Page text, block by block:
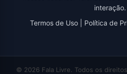
interação.
Termos de Uso
Política de
© 2026 Fala Livre. Todos os